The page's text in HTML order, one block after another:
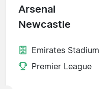
Arsenal
Newcastle
Emirates Stadium
Premier League